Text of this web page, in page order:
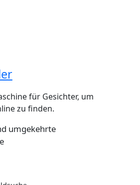
für Gesichter, um
zu finden.
umgekehrte